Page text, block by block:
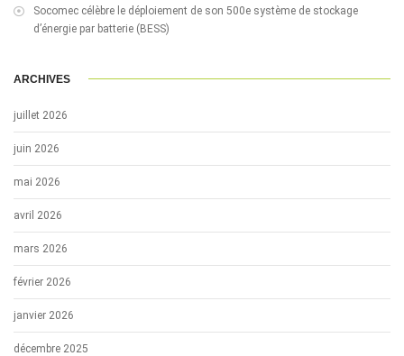
Socomec célèbre le déploiement de son 500e système de stockage
d’énergie par batterie (BESS)
ARCHIVES
juillet 2026
juin 2026
mai 2026
avril 2026
mars 2026
février 2026
janvier 2026
décembre 2025